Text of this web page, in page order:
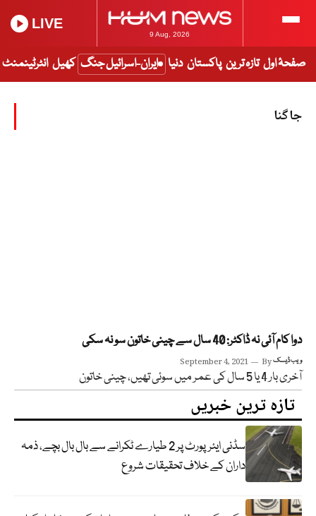
9 Aug, 2026
LIVE
صفحۂ اول تازہ ترین پاکستان دنیا ایران-اسرائیل جنگ کھیل انٹرٹینمنٹ
جاگنا
دوا کام آئی نہ ڈاکٹر: 40 سال سے چینی خاتون سو نہ سکی
September 4, 2021 Byویب ڈیسک
آخری بار 4 یا 5 سال کی عمر میں سوئی تھیں، چینی خاتون
تازہ ترین خبریں
سڈنی ایئرپورٹ پر 2 طیارے ٹکرانے سے بال بال بچے، ذمہ
داران کے خلاف تحقیقات شروع